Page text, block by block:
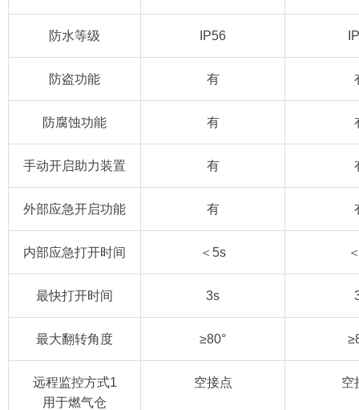
防水等级 IP56
防盗功能 有
防腐蚀功能 有
手动开启助力装置 有
外部应急开启功能 有
内部应急打开时间 ＜5s
最快打开时间 3s
最大翻转角度 ≥80°
远程监控方式1
用于燃气仓
空接点 空